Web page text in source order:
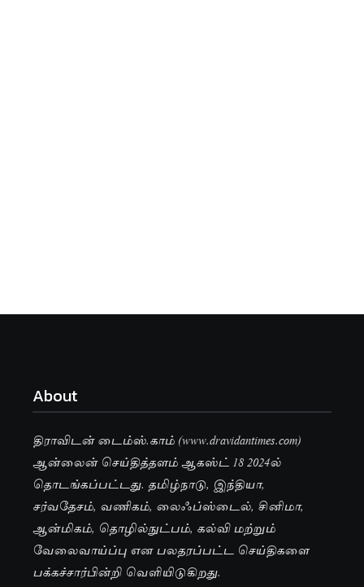
About
திராவிடன் டைம்ஸ்.காம் (www.dravidantimes.com)
ஆன்லைன் செய்தித்தளம் ஆகஸ்ட் 18 2024ல்
தொடங்கப்பட்டது. தமிழ்நாடு, இந்தியா,
சர்வதேசம், வணிகம், லைஃப்ஸ்டைல், சினிமா,
ஆன்மிகம், தொழில்நுட்பம், கல்வி மற்றும்
வேலைவாய்ப்பு என பலதரப்பட்ட செய்திகளை
பக்கச்சார்பின்றி வெளியிடுகிறது.